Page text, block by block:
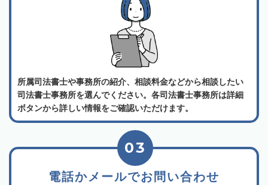
所属司法書士や事務所の紹介、相談料金などから相談したい
司法書士事務所を選んでください。各司法書士事務所は詳細
ボタンから詳しい情報をご確認いただけます。
電話かメールでお問い合わせ
03